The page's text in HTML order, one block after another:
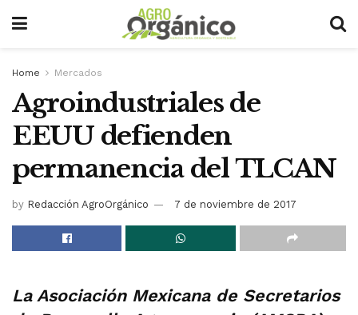
Home Mercados
Agroindustriales de
EEUU defienden
permanencia del TLCAN
by Redacción AgroOrgánico 7 de noviembre de 2017
La Asociación Mexicana de Secretarios